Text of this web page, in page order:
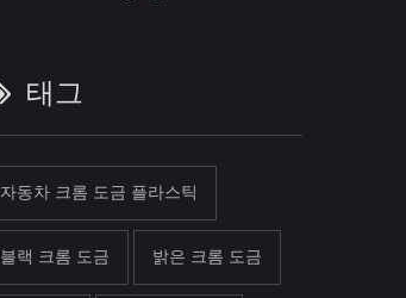
태그
자동차 크롬 도금 플라스틱
블랙 크롬 도금 밝은 크롬 도금